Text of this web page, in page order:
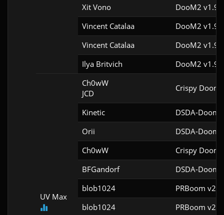
Xit Vono
DooM2 v1.9f
Vincent Catalaa
DooM2 v1.9f
Vincent Catalaa
DooM2 v1.9f
Ilya Britvich
DooM2 v1.9f
UV Max
Ch0wW
JCD
Crispy Doom
Kinetic
DSDA-Doom
Orii
DSDA-Doom
Ch0wW
Crispy Doom
BFGandorf
DSDA-Doom
blob1024
PRBoom
blob1024
PRBoom